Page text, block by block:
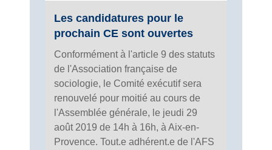
Les candidatures pour le
prochain CE sont ouvertes
Conformément à l'article 9 des statuts
de l'Association française de
sociologie, le Comité exécutif sera
renouvelé pour moitié au cours de
l'Assemblée générale, le jeudi 29
août 2019 de 14h à 16h, à Aix-en-
Provence. Tout.e adhérent.e de l'AFS